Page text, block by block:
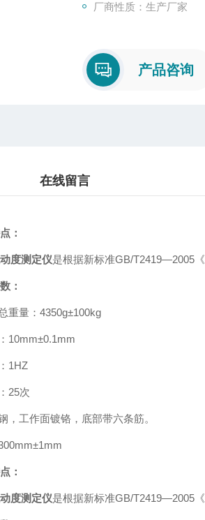
厂商性质：生产厂家
产品咨询
在线留言
：
度测定仪是根据新标准GB/T2419—2005《
：
重量：4350g±100kg
10mm±0.1mm
1HZ
25次
，工作面镀铬，底部带六条筋。
：
度测定仪是根据新标准GB/T2419—2005《